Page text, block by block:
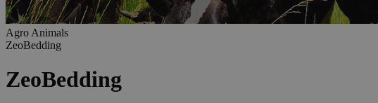
Agro Animals
ZeoBedding
ZeoBedding
CookieScriptConsent
CookieScript
zeocem.com